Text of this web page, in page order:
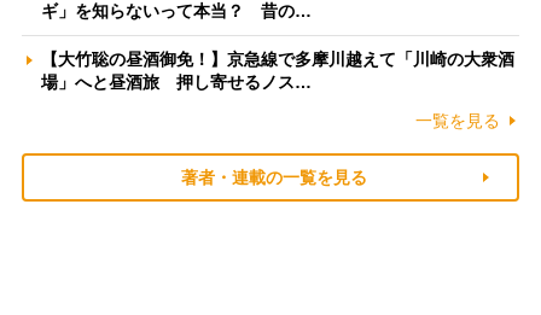
ギ」を知らないって本当？ 昔の…
【大竹聡の昼酒御免！】京急線で多摩川越えて「川崎の大衆酒
場」へと昼酒旅 押し寄せるノス…
一覧を見る
著者・連載の一覧を見る